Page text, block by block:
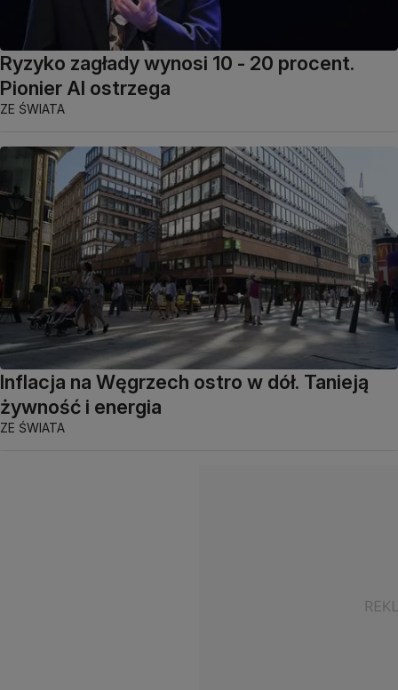
Ryzyko zagłady wynosi 10 - 20 procent.
Pionier AI ostrzega
ZE ŚWIATA
Inflacja na Węgrzech ostro w dół. Tanieją
żywność i energia
ZE ŚWIATA